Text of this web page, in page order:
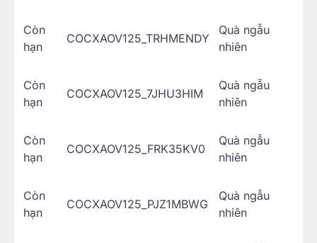
Còn
hạn
COCXAOV125_TRHMENDY
Quà ngẫu
nhiên
Còn
hạn
COCXAOV125_7JHU3HIM
Quà ngẫu
nhiên
Còn
hạn
COCXAOV125_FRK35KV0
Quà ngẫu
nhiên
Còn
hạn
COCXAOV125_PJZ1MBWG
Quà ngẫu
nhiên